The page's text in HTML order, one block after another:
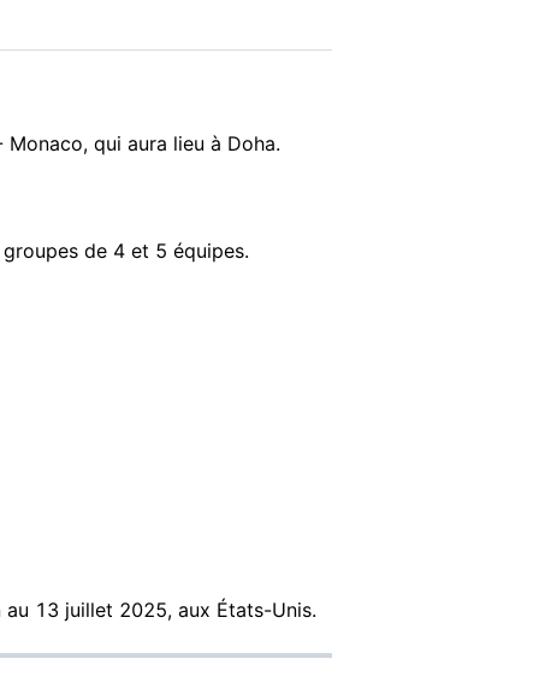
qui aura lieu à Doha.
de 4 et 5 équipes.
13 juillet 2025, aux États-Unis.